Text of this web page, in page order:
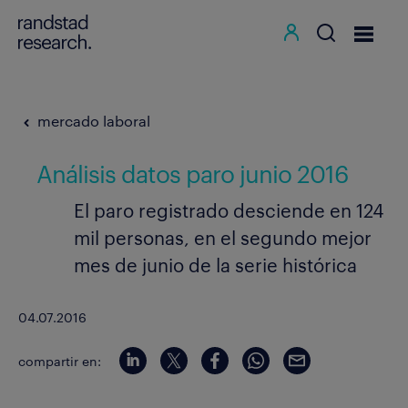
mercado laboral
Análisis datos paro junio 2016
El paro registrado desciende en 124
mil personas, en el segundo mejor
mes de junio de la serie histórica
04.07.2016
compartir en: